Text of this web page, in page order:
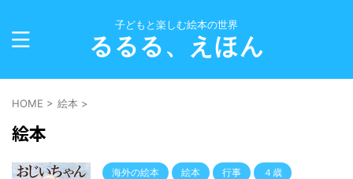
子どもと楽しむ絵本の世界
るるる、えほん
HOME > 絵本 >
絵本
海外の絵本 絵本 行事 ４歳